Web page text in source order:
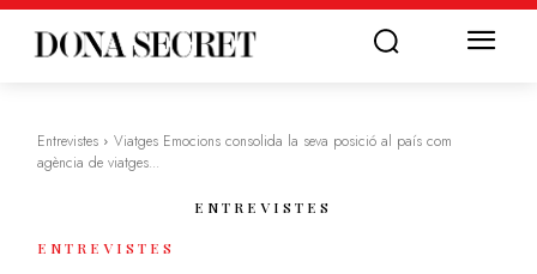
Entrevistes
Viatges Emocions consolida la seva posició al país com
agència de viatges...
ENTREVISTES
ENTREVISTES